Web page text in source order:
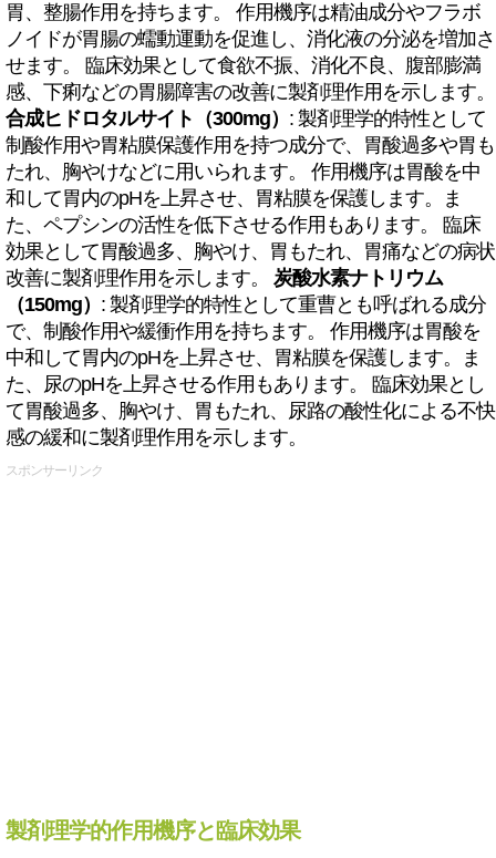
胃、整腸作用を持ちます。 作用機序は精油成分やフラボ
ノイドが胃腸の蠕動運動を促進し、消化液の分泌を増加さ
せます。 臨床効果として食欲不振、消化不良、腹部膨満
感、下痢などの胃腸障害の改善に製剤理作用を示します。
合成ヒドロタルサイト（300mg） : 製剤理学的特性として
制酸作用や胃粘膜保護作用を持つ成分で、胃酸過多や胃も
たれ、胸やけなどに用いられます。 作用機序は胃酸を中
和して胃内のpHを上昇させ、胃粘膜を保護します。ま
た、ペプシンの活性を低下させる作用もあります。 臨床
効果として胃酸過多、胸やけ、胃もたれ、胃痛などの病状
改善に製剤理作用を示します。 炭酸水素ナトリウム
（150mg） : 製剤理学的特性として重曹とも呼ばれる成分
で、制酸作用や緩衝作用を持ちます。 作用機序は胃酸を
中和して胃内のpHを上昇させ、胃粘膜を保護します。ま
た、尿のpHを上昇させる作用もあります。 臨床効果とし
て胃酸過多、胸やけ、胃もたれ、尿路の酸性化による不快
感の緩和に製剤理作用を示します。
スポンサーリンク
製剤理学的作用機序と臨床効果